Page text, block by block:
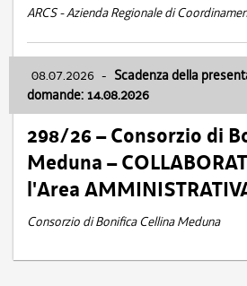
ARCS - Azienda Regionale di
08.07.2026 - Scadenza della
domande: 14.08.2026
298/26 – Consorzio di
Meduna –
l'Area
Consorzio di Bonifica Cellina Meduna